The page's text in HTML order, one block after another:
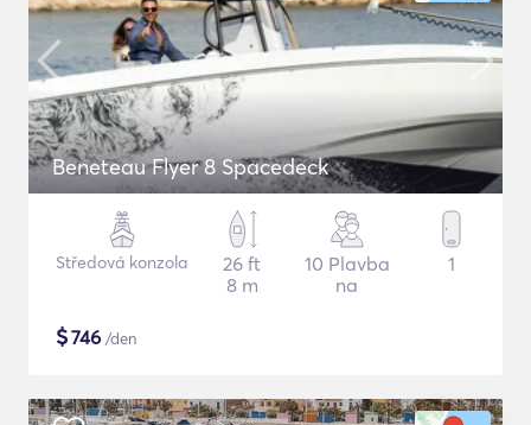
Beneteau Flyer 8 Spacedeck
Středová konzola
26 ft
8 m
10 Plavba
na
1
$746 /den